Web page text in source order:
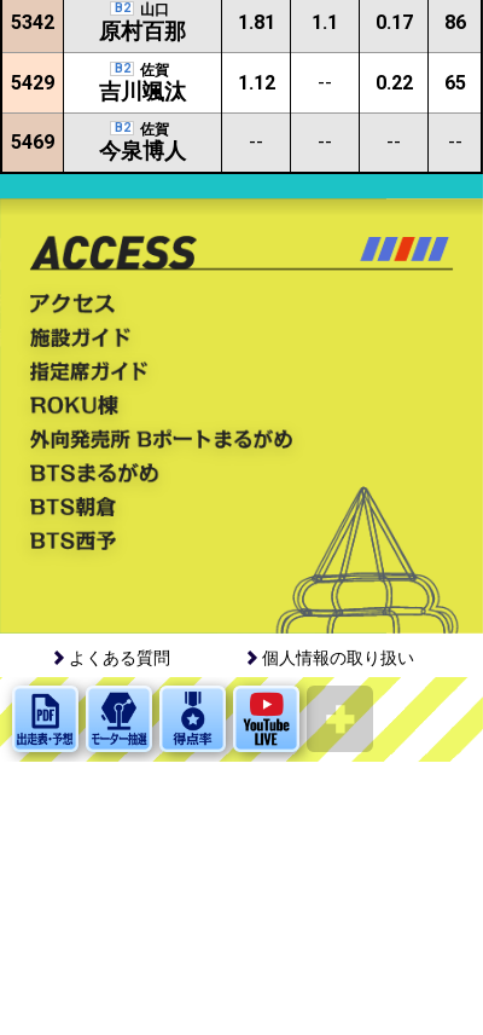
5342
B2 山口
原村百那 1.81 1.1 0.17 86
5429
B2 佐賀
吉川颯汰 1.12 -- 0.22 65
5469
B2 佐賀
今泉博人 -- -- -- --
よくある質問
個人情報の取り扱い
お問い合わせ
当サイトについて
English 中文简体 中文繁體 한국어